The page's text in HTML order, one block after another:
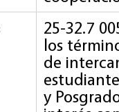
25-32.7
los
de
y